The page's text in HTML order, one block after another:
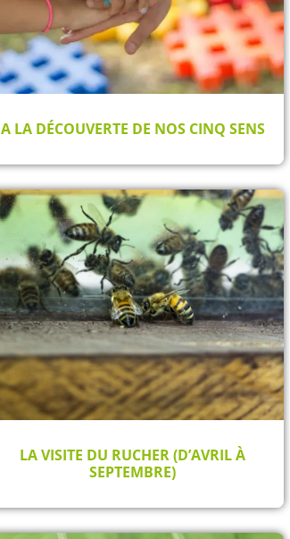
A LA DÉCOUVERTE DE NOS CINQ SENS
LA VISITE DU RUCHER (D’AVRIL À
SEPTEMBRE)